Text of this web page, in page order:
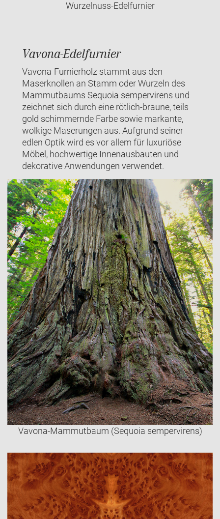
Wurzelnuss-Edelfurnier
Vavona-Edelfurnier
Vavona-Furnierholz stammt aus den
Maserknollen an Stamm oder Wurzeln des
Mammutbaums Sequoia sempervirens und
zeichnet sich durch eine rötlich-braune, teils
gold schimmernde Farbe sowie markante,
wolkige Maserungen aus. Aufgrund seiner
edlen Optik wird es vor allem für luxuriöse
Möbel, hochwertige Innenausbauten und
dekorative Anwendungen verwendet.
Vavona-Mammutbaum (Sequoia sempervirens)